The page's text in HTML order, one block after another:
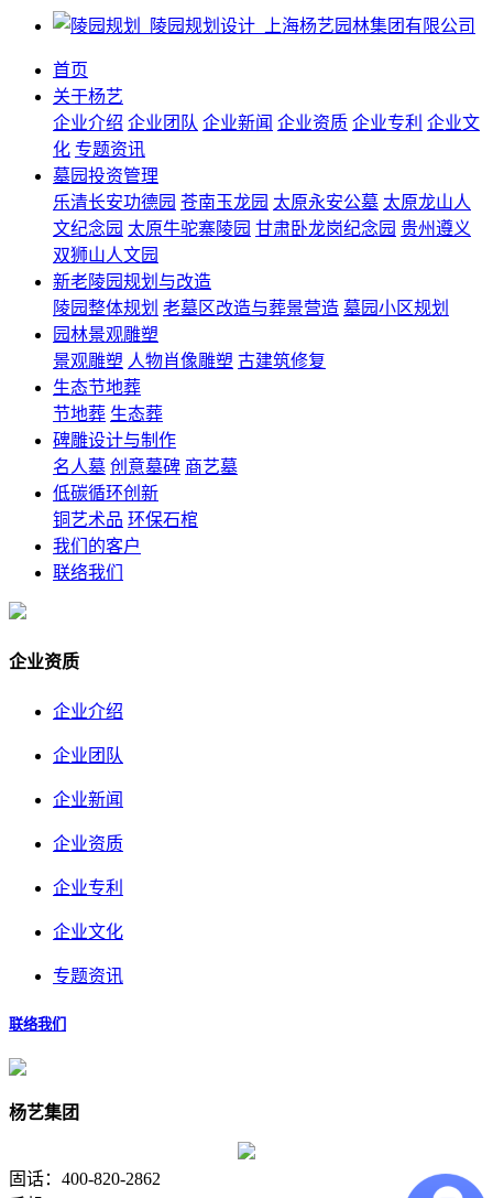
首页
关于杨艺
企业介绍 企业团队 企业新闻 企业资质 企业专利 企业文
化 专题资讯
墓园投资管理
乐清长安功德园 苍南玉龙园 太原永安公墓 太原龙山人
文纪念园 太原牛驼寨陵园 甘肃卧龙岗纪念园 贵州遵义
双狮山人文园
新老陵园规划与改造
陵园整体规划 老墓区改造与葬景营造 墓园小区规划
园林景观雕塑
景观雕塑 人物肖像雕塑 古建筑修复
生态节地葬
节地葬 生态葬
碑雕设计与制作
名人墓 创意墓碑 商艺墓
低碳循环创新
铜艺术品 环保石棺
我们的客户
联络我们
企业资质
企业介绍
企业团队
企业新闻
企业资质
企业专利
企业文化
专题资讯
联络我们
杨艺集团
固话：400-820-2862